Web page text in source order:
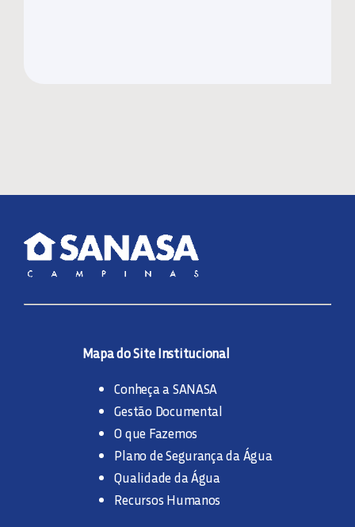
Mapa do Site Institucional
Conheça a SANASA
Gestão Documental
O que Fazemos
Plano de Segurança da Água
Qualidade da Água
Recursos Humanos